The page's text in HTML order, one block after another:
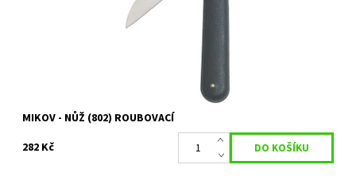
MIKOV - NŮŽ (802) ROUBOVACÍ
282 Kč